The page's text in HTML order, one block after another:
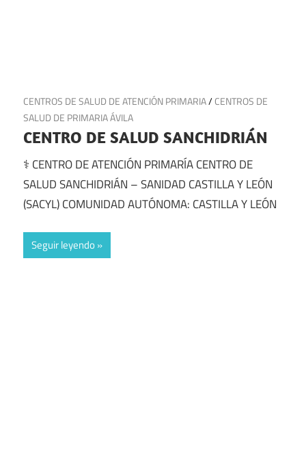
17 de julio de 2025
CENTROS DE SALUD DE ATENCIÓN PRIMARIA/CENTROS DE
SALUD DE PRIMARIA ÁVILA
CENTRO DE SALUD SANCHIDRIÁN
⚕️ CENTRO DE ATENCIÓN PRIMARÍA CENTRO DE
SALUD SANCHIDRIÁN – SANIDAD CASTILLA Y LEÓN
(SACYL) COMUNIDAD AUTÓNOMA: CASTILLA Y LEÓN
Seguir leyendo